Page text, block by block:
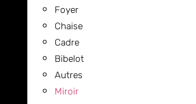
Foyer
Chaise
Cadre
Bibelot
Autres
Miroir